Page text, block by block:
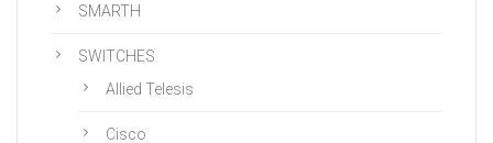
SMARTH
SWITCHES
Allied Telesis
Cisco